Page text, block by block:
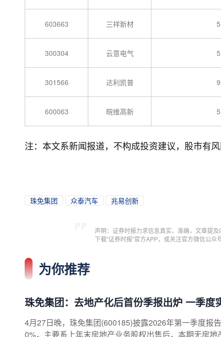
603663 三祥新材 5
300304 云意电气 5
301566 达利凯普 9
600063 皖维高新 5
注：本文系新闻报道，不构成投资建议，股市有
珠免集团 众泰汽车 兆易创新
声明：证券时报力求信息真实、准确，文章提
下载"证券时报"官方APP，或关注官方微信公
为你推荐
珠免集团：去地产化后首份季报出炉 一季度
4月27日晚，珠免集团(600185)披露2026年第一季度报
0%，主要系上年末房地产业务股权出售后，本期无房